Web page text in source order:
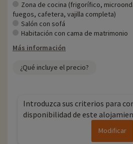
Zona de cocina (frigorífico,
fuegos, cafetera, vajilla completa)
Salón con sofá
Habitación con cama de matrimonio
Más información
¿Qué incluye el precio?
Introduzca sus criterios para
disponibilidad de este
Modificar